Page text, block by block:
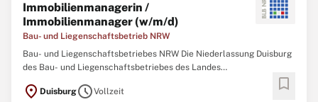
Immobilienmanagerin /
Immobilienmanager (w/m/d)
Bau- und Liegenschaftsbetrieb NRW
Bau- und Liegenschaftsbetriebes NRW Die Niederlassung Duisburg
des Bau- und Liegenschaftsbetriebes des Landes
Zeitpunkt eine/einen Immobilienmanagerin / Immobilienmanager
location_on DuisburgscheduleVollzeit bookmark